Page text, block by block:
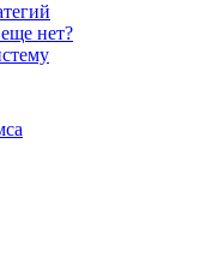
нет?